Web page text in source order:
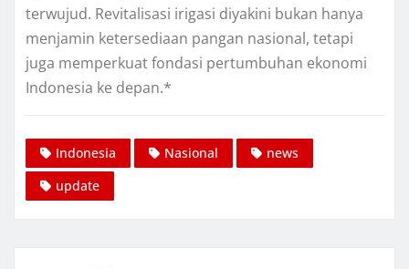
terwujud. Revitalisasi irigasi diyakini bukan hanya
menjamin ketersediaan pangan nasional, tetapi
juga memperkuat fondasi pertumbuhan ekonomi
Indonesia ke depan.*
Indonesia Nasional
news
update